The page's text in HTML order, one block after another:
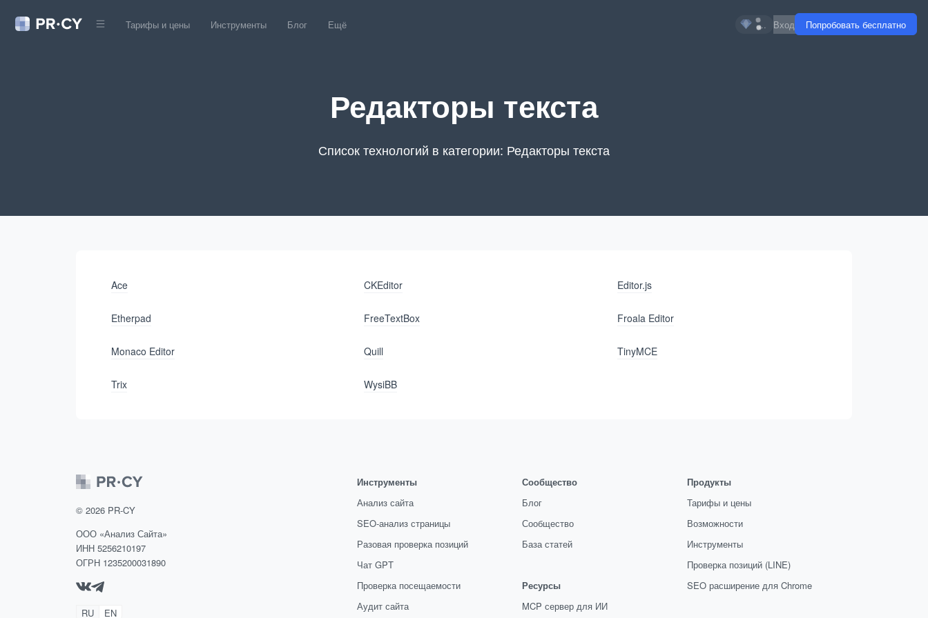
Тарифы и цены Инструменты Блог Ещё ... Вход Попробовать бесплатно
Редакторы текста
Список технологий в категории: Редакторы текста
Ace CKEditor Editor.js
Etherpad FreeTextBox Froala Editor
Monaco Editor Quill TinyMCE
Trix WysiBB
© 2026 PR-CY
ООО «Анализ Сайта»
ИНН 5256210197
ОГРН 1235200031890
RU EN
Инструменты
Анализ сайта
SEO-анализ страницы
Разовая проверка позиций
Чат GPT
Проверка посещаемости
Аудит сайта
Сообщество
Блог
Сообщество
База статей
Ресурсы
MCP сервер для ИИ
Продукты
Тарифы и цены
Возможности
Инструменты
Проверка позиций (LINE)
SEO расширение для Chrome